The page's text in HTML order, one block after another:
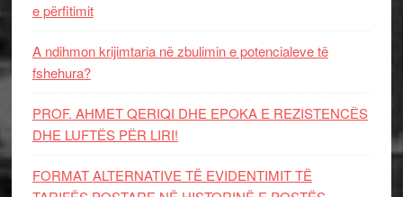
e përfitimit
A ndihmon krijimtaria në zbulimin e potencialeve të
fshehura?
PROF. AHMET QERIQI DHE EPOKA E REZISTENCЁS
DHE LUFTЁS PЁR LIRI!
FORMAT ALTERNATIVE TË EVIDENTIMIT TË